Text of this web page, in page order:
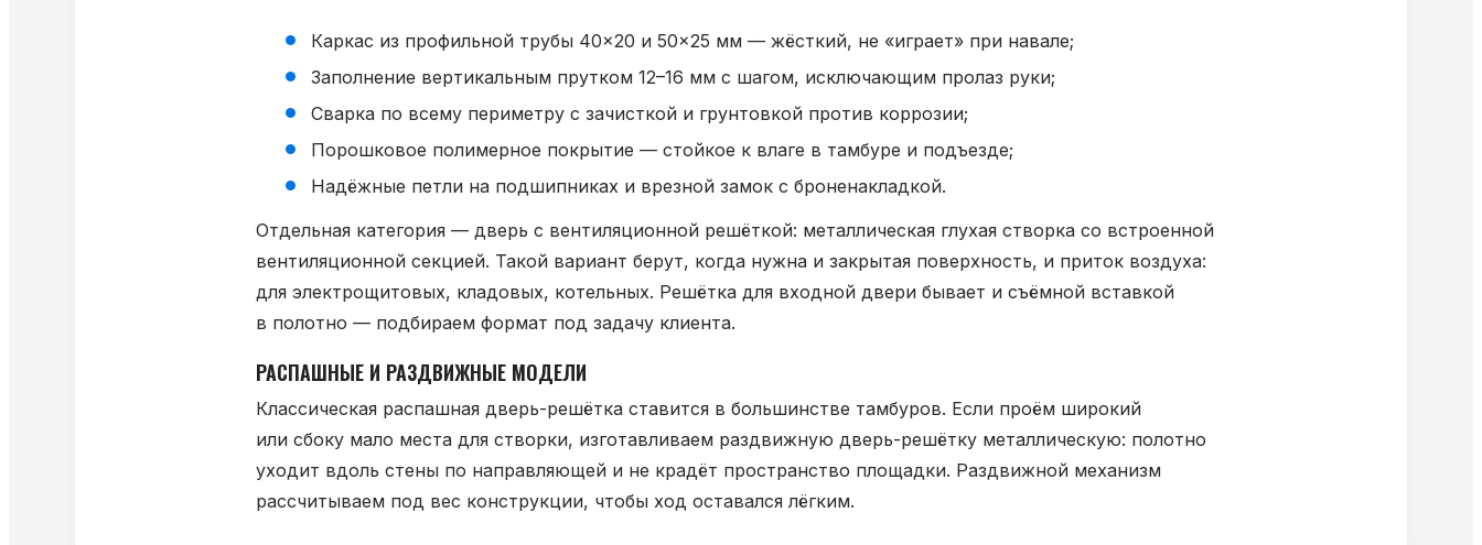
Каркас из профильной трубы 40×20 и 50×25 мм — жёсткий, не «играет» при навале;
Заполнение вертикальным прутком 12–16 мм с шагом, исключающим пролаз руки;
Сварка по всему периметру с зачисткой и грунтовкой против коррозии;
Порошковое полимерное покрытие — стойкое к влаге в тамбуре и подъезде;
Надёжные петли на подшипниках и врезной замок с броненакладкой.
Отдельная категория — дверь с вентиляционной решёткой: металлическая глухая створка со встроенной
вентиляционной секцией. Такой вариант берут, когда нужна и закрытая поверхность, и приток воздуха:
для электрощитовых, кладовых, котельных. Решётка для входной двери бывает и съёмной вставкой
в полотно — подбираем формат под задачу клиента.
РАСПАШНЫЕ И РАЗДВИЖНЫЕ МОДЕЛИ
Классическая распашная дверь-решётка ставится в большинстве тамбуров. Если проём широкий
или сбоку мало места для створки, изготавливаем раздвижную дверь-решётку металлическую: полотно
уходит вдоль стены по направляющей и не крадёт пространство площадки. Раздвижной механизм
рассчитываем под вес конструкции, чтобы ход оставался лёгким.